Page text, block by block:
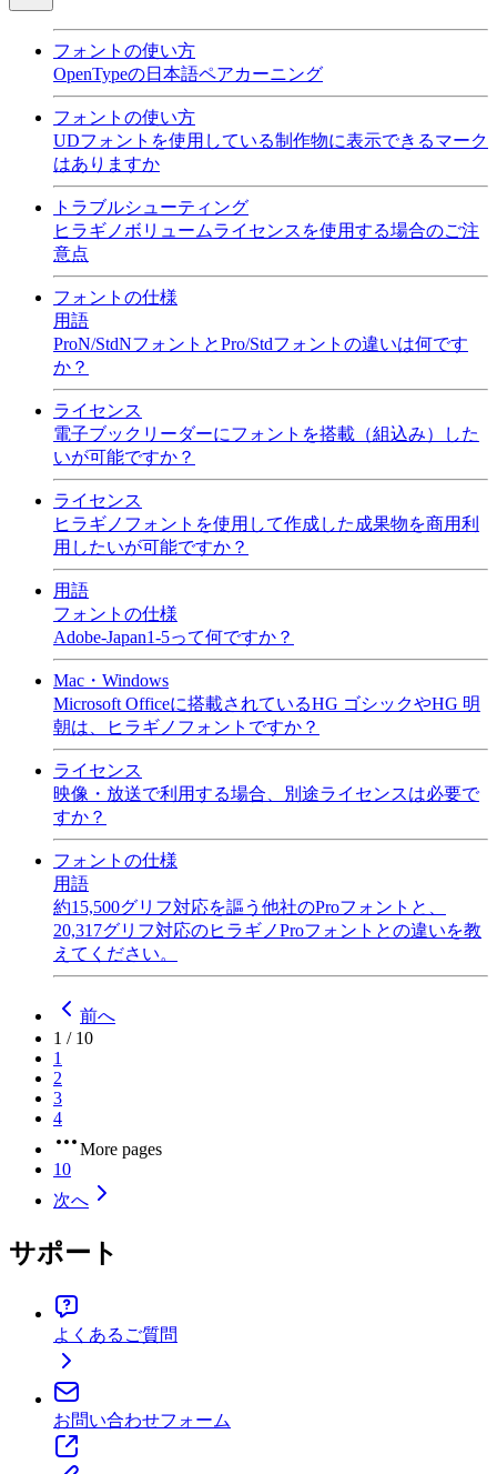
フォントの使い方
OpenTypeの日本語ペアカーニング
フォントの使い方
UDフォントを使用している制作物に表示できるマーク
はありますか
トラブルシューティング
ヒラギノボリュームライセンスを使用する場合のご注
意点
フォントの仕様
用語
ProN/StdNフォントとPro/Stdフォントの違いは何です
か？
ライセンス
電子ブックリーダーにフォントを搭載（組込み）した
いが可能ですか？
ライセンス
ヒラギノフォントを使用して作成した成果物を商用利
用したいが可能ですか？
用語
フォントの仕様
Adobe-Japan1-5って何ですか？
Mac・Windows
Microsoft Officeに搭載されているHG ゴシックやHG 明
朝は、ヒラギノフォントですか？
ライセンス
映像・放送で利用する場合、別途ライセンスは必要で
すか？
フォントの仕様
用語
約15,500グリフ対応を謳う他社のProフォントと、
20,317グリフ対応のヒラギノProフォントとの違いを教
えてください。
前へ
1 / 10
1
2
3
4
More pages
10
次へ
サポート
よくあるご質問
お問い合わせフォーム